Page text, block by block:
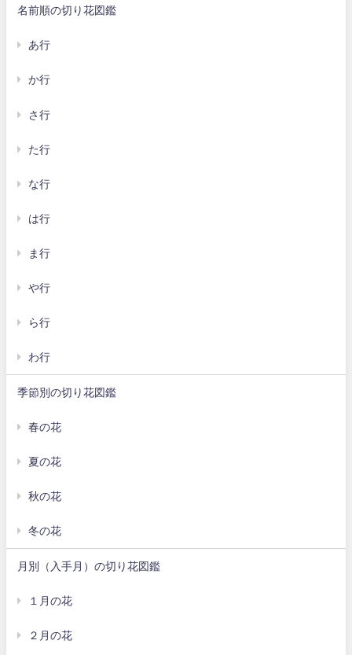
名前順の切り花図鑑
あ行
か行
さ行
た行
な行
は行
ま行
や行
ら行
わ行
季節別の切り花図鑑
春の花
夏の花
秋の花
冬の花
月別（入手月）の切り花図鑑
１月の花
２月の花